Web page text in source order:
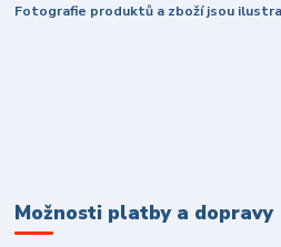
Fotografie produktů a zboží jsou
Možnosti platby a dopravy